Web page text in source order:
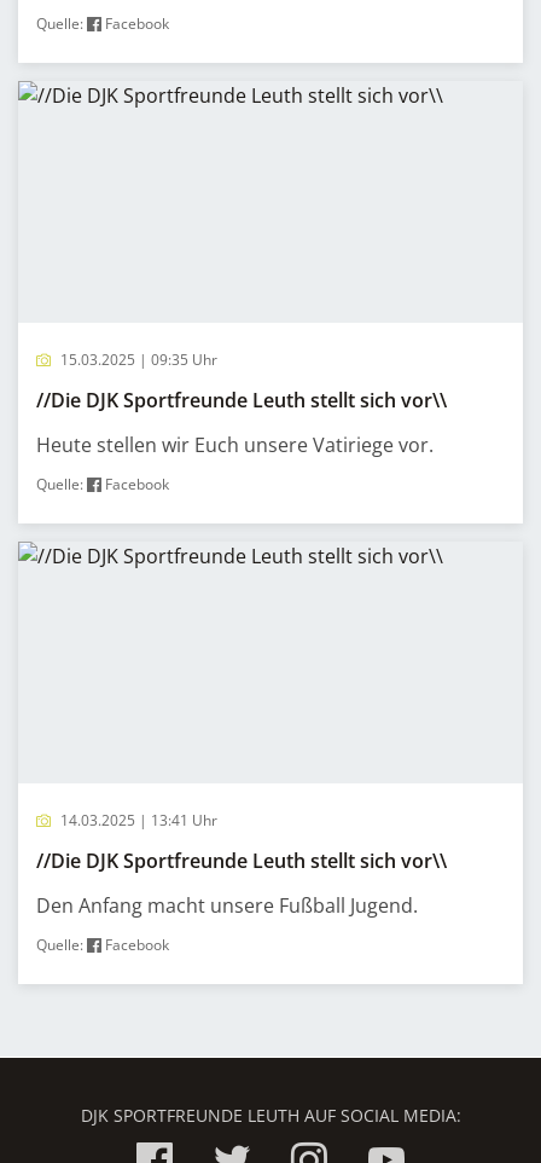
Quelle: Facebook
15.03.2025 | 09:35 Uhr
//Die DJK Sportfreunde Leuth stellt sich vor\\
Heute stellen wir Euch unsere Vatiriege vor.
Quelle: Facebook
14.03.2025 | 13:41 Uhr
//Die DJK Sportfreunde Leuth stellt sich vor\\
Den Anfang macht unsere Fußball Jugend.
Quelle: Facebook
DJK SPORTFREUNDE LEUTH AUF SOCIAL MEDIA: